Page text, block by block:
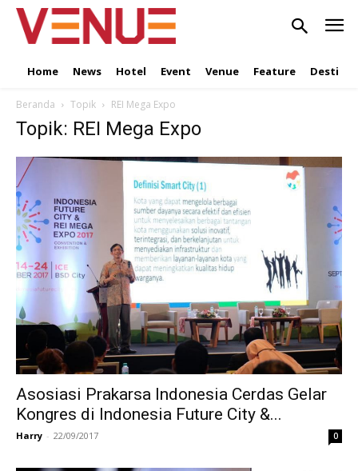
Home News Hotel Event Venue Feature
Beranda Topik REI Mega Expo
Topik: REI Mega Expo
Asosiasi Prakarsa Indonesia Cerdas Gelar
Kongres di Indonesia Future City &...
Harry - 22/09/2017 0